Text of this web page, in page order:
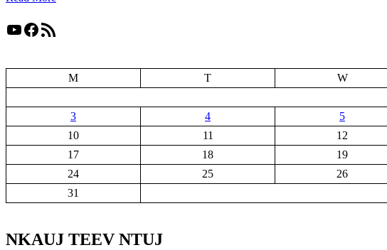
YouTube
Facebook
RSS Feed
M
T W
3
4 5
10
11 12
17
18 19
24
25 26
31
NKAUJ TEEV NTUJ